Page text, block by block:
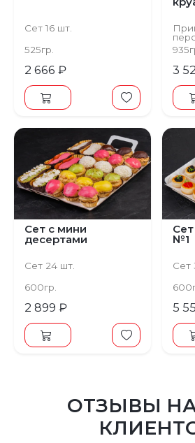
Сет 16 шт.
525гр.
2 666 ₽ 3
Сет с мини
десертами
Сет 24 шт.
600гр.
2 899 ₽
№1
Сет
5
ОТЗЫВЫ